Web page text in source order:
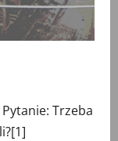
Pytanie: Trzeba